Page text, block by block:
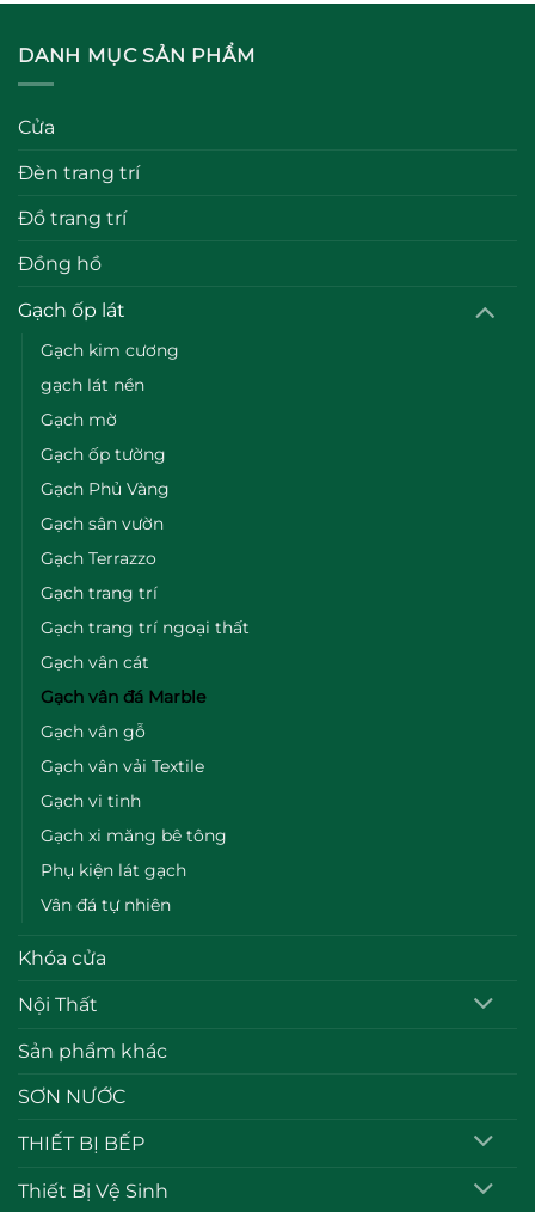
DANH MỤC SẢN PHẨM
Cửa
Đèn trang trí
Đồ trang trí
Đồng hồ
Gạch ốp lát
Gạch kim cương
gạch lát nền
Gạch mờ
Gạch ốp tường
Gạch Phủ Vàng
Gạch sân vườn
Gạch Terrazzo
Gạch trang trí
Gạch trang trí ngoại thất
Gạch vân cát
Gạch vân đá Marble
Gạch vân gỗ
Gạch vân vải Textile
Gạch vi tinh
Gạch xi măng bê tông
Phụ kiện lát gạch
Vân đá tự nhiên
Khóa cửa
Nội Thất
Sản phẩm khác
SƠN NƯỚC
THIẾT BỊ BẾP
Thiết Bị Vệ Sinh